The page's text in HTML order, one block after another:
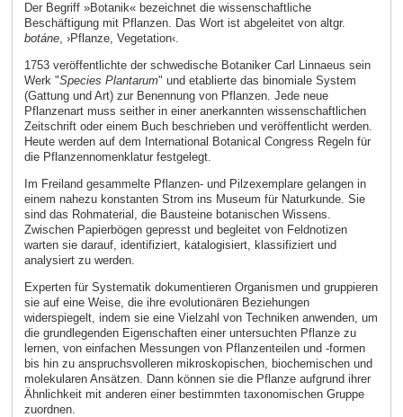
Der Begriff »Botanik« bezeichnet die wissenschaftliche
Beschäftigung mit Pflanzen. Das Wort ist abgeleitet von altgr.
botáne, ›Pflanze, Vegetation‹.
1753 veröffentlichte der schwedische Botaniker Carl Linnaeus sein
Werk "Species Plantarum" und etablierte das binomiale System
(Gattung und Art) zur Benennung von Pflanzen. Jede neue
Pflanzenart muss seither in einer anerkannten wissenschaftlichen
Zeitschrift oder einem Buch beschrieben und veröffentlicht werden.
Heute werden auf dem International Botanical Congress Regeln für
die Pflanzennomenklatur festgelegt.
Im Freiland gesammelte Pflanzen- und Pilzexemplare gelangen in
einem nahezu konstanten Strom ins Museum für Naturkunde. Sie
sind das Rohmaterial, die Bausteine botanischen Wissens.
Zwischen Papierbögen gepresst und begleitet von Feldnotizen
warten sie darauf, identifiziert, katalogisiert, klassifiziert und
analysiert zu werden.
Experten für Systematik dokumentieren Organismen und gruppieren
sie auf eine Weise, die ihre evolutionären Beziehungen
widerspiegelt, indem sie eine Vielzahl von Techniken anwenden, um
die grundlegenden Eigenschaften einer untersuchten Pflanze zu
lernen, von einfachen Messungen von Pflanzenteilen und -formen
bis hin zu anspruchsvolleren mikroskopischen, biochemischen und
molekularen Ansätzen. Dann können sie die Pflanze aufgrund ihrer
Ähnlichkeit mit anderen einer bestimmten taxonomischen Gruppe
zuordnen.